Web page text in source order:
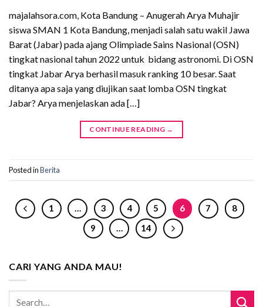
majalahsora.com, Kota Bandung – Anugerah Arya Muhajir
siswa SMAN 1 Kota Bandung, menjadi salah satu wakil Jawa
Barat (Jabar) pada ajang Olimpiade Sains Nasional (OSN)
tingkat nasional tahun 2022 untuk bidang astronomi. Di OSN
tingkat Jabar Arya berhasil masuk ranking 10 besar. Saat
ditanya apa saja yang diujikan saat lomba OSN tingkat
Jabar? Arya menjelaskan ada […]
CONTINUE READING →
Posted inBerita
1 … 3 4 5 6 7
8
9
… 14
CARI YANG ANDA MAU!